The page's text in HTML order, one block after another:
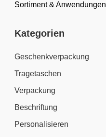
Sortiment & Anwendungen
Kategorien
Geschenkverpackung
Tragetaschen
Verpackung
Beschriftung
Personalisieren